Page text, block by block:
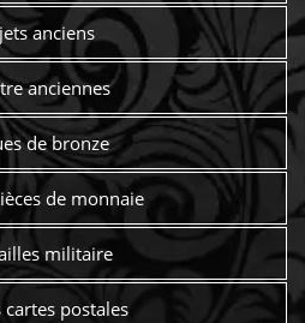
anciens
anciennes
de bronze
de monnaie
militaire
cartes postales